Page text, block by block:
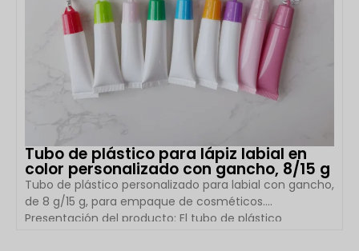
Tubo de plástico para lápiz labial en
color personalizado con gancho, 8/15 g
Tubo de plástico personalizado para labial con gancho,
de 8 g/15 g, para empaque de cosméticos.
Presentación del producto: El tubo de plástico